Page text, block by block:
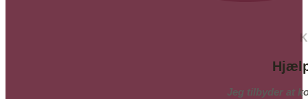
Jeg tilbyder at